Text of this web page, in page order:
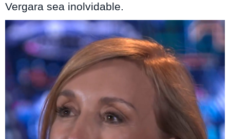
Vergara sea inolvidable.